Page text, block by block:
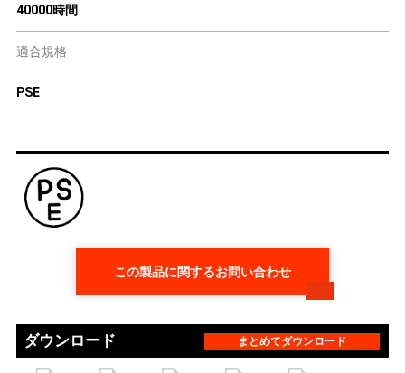
40000時間
適合規格
PSE
この製品に関するお問い合わせ
ダウンロード まとめてダウンロード